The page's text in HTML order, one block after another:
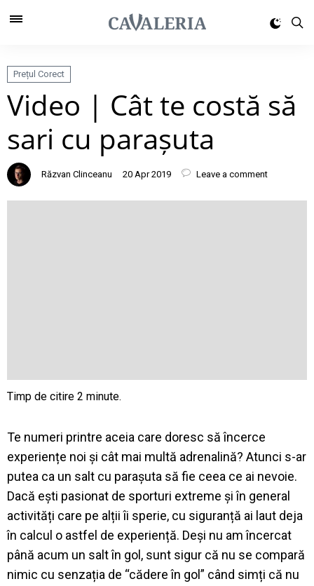
Prețul Corect
Video | Cât te costă să
sari cu parașuta
Răzvan Clinceanu 20 Apr 2019 Leave a comment
Te numeri printre aceia care doresc să încerce
experiențe noi și cât mai multă adrenalină? Atunci s-ar
putea ca un salt cu parașuta să fie ceea ce ai nevoie.
Dacă ești pasionat de sporturi extreme și în general
activități care pe alții îi sperie, cu siguranță ai laut deja
în calcul o astfel de experiență. Deși nu am încercat
până acum un salt în gol, sunt sigur că nu se compară
nimic cu senzația de “cădere în gol” când simți că nu